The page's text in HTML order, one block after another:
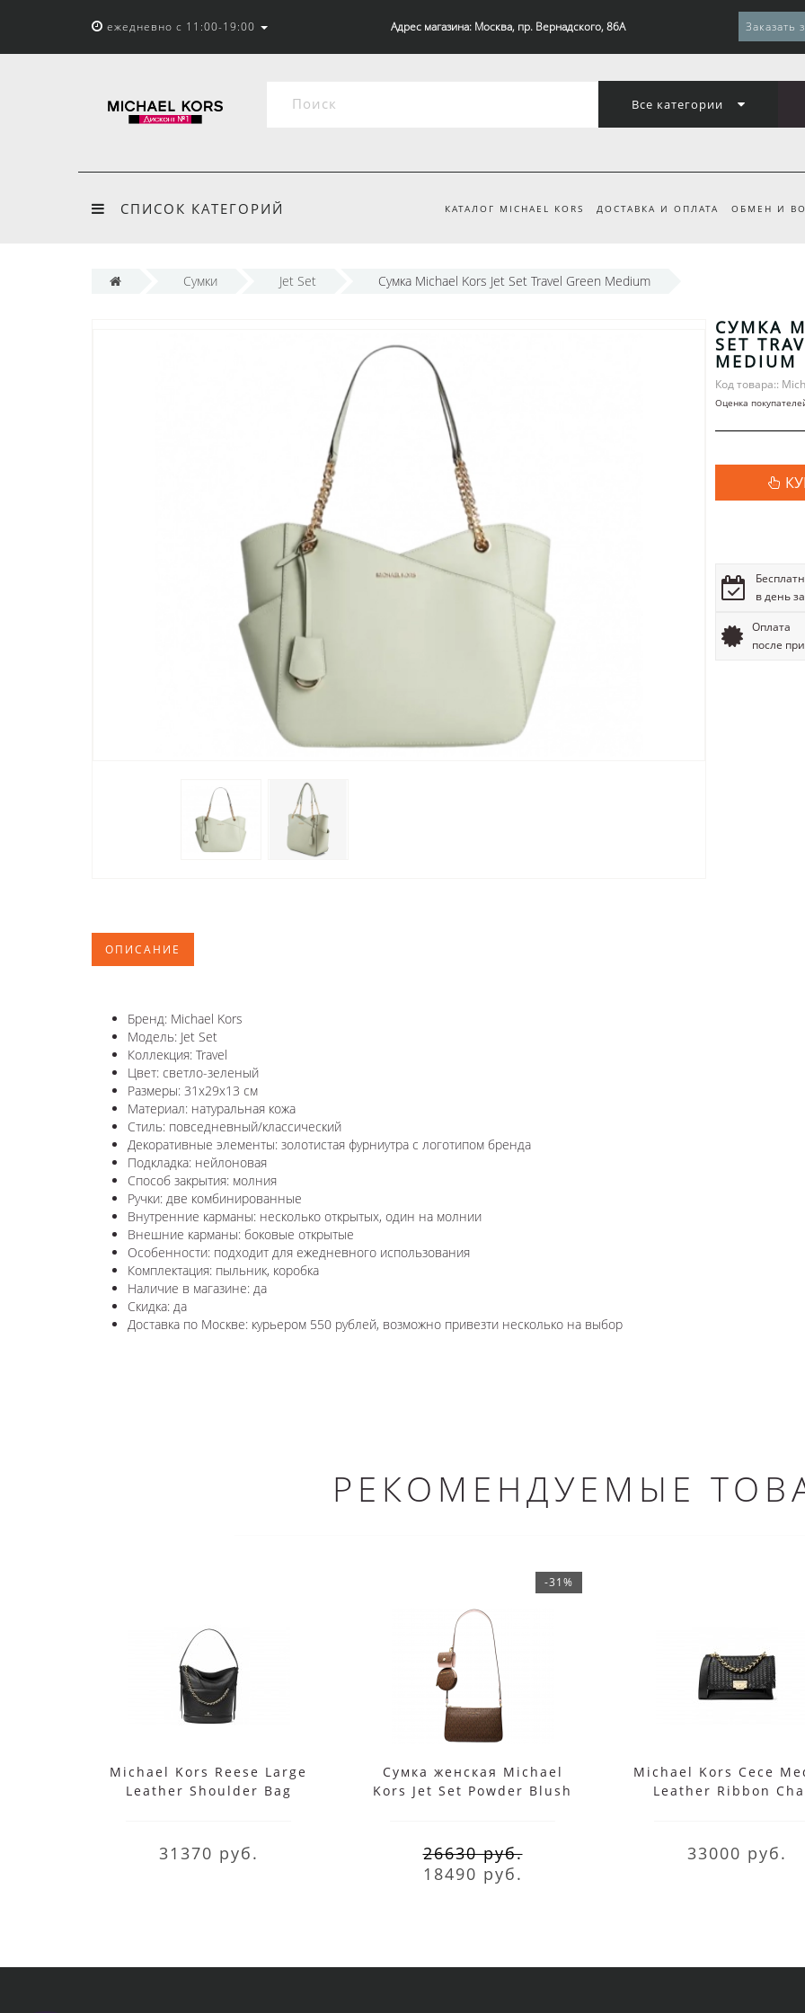
ежедневно с 11:00-19:00 Адрес магазина: Москва, пр. Вернадского, 86А Заказать
Все категории
СПИСОК КАТЕГОРИЙ КАТАЛОГ MICHAEL KORS ДОСТАВКА И ОПЛАТА ОБМЕН И
Сумки Jet Set Сумка Michael Kors Jet Set Travel Green Medium
СУМКА
SET
MEDIUM
Код товара::
Оценка
в день
Оплата
после
ОПИСАНИЕ
Бренд: Michael Kors
Модель: Jet Set
Коллекция: Travel
Цвет: светло-зеленый
Размеры: 31х29х13 см
Материал: натуральная кожа
Стиль: повседневный/классический
Декоративные элементы: золотистая фурниутра с логотипом бренда
Подкладка: нейлоновая
Способ закрытия: молния
Ручки: две комбинированные
Внутренние карманы: несколько открытых, один на молнии
Внешние карманы: боковые открытые
Особенности: подходит для ежедневного использования
Комплектация: пыльник, коробка
Наличие в магазине: да
Скидка: да
Доставка по Москве: курьером 550 рублей, возможно привезти несколько на выбор
РЕКОМЕНДУЕМЫЕ
Michael Kors Reese Large
Leather Shoulder Bag
31370 руб.
-31%
Сумка женская Michael
Kors Jet Set Powder Blush
26630 руб.
18490 руб.
Michael Kors Cece
Leather Ribbon
33000 руб.